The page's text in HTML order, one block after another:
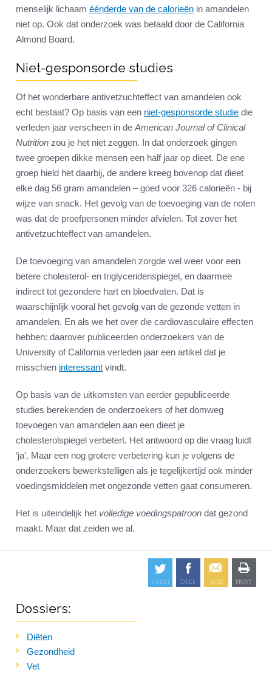
menselijk lichaam éénderde van de calorieën in amandelen
niet op. Ook dat onderzoek was betaald door de California
Almond Board.
Niet-gesponsorde studies
Of het wonderbare antivetzuchteffect van amandelen ook
echt bestaat? Op basis van een niet-gesponsorde studie die
verleden jaar verscheen in de American Journal of Clinical
Nutrition zou je het niet zeggen. In dat onderzoek gingen
twee groepen dikke mensen een half jaar op dieet. De ene
groep hield het daarbij, de andere kreeg bovenop dat dieet
elke dag 56 gram amandelen – goed voor 326 calorieën - bij
wijze van snack. Het gevolg van de toevoeging van de noten
was dat de proefpersonen minder afvielen. Tot zover het
antivetzuchteffect van amandelen.
De toevoeging van amandelen zorgde wel weer voor een
betere cholesterol- en triglyceridenspiegel, en daarmee
indirect tot gezondere hart en bloedvaten. Dat is
waarschijnlijk vooral het gevolg van de gezonde vetten in
amandelen. En als we het over die cardiovasculaire effecten
hebben: daarover publiceerden onderzoekers van de
University of California verleden jaar een artikel dat je
misschien interessant vindt.
Op basis van de uitkomsten van eerder gepubliceerde
studies berekenden de onderzoekers of het domweg
toevoegen van amandelen aan een dieet je
cholesterolspiegel verbetert. Het antwoord op die vraag luidt
‘ja’. Maar een nog grotere verbetering kun je volgens de
onderzoekers bewerkstelligen als je tegelijkertijd ook minder
voedingsmiddelen met ongezonde vetten gaat consumeren.
Het is uiteindelijk het volledige voedingspatroon dat gezond
maakt. Maar dat zeiden we al.
Dossiers:
Diëten
Gezondheid
Vet